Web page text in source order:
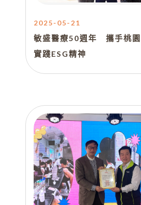
2025-05-21
敏盛醫療50週年 攜手桃園
實踐ESG精神